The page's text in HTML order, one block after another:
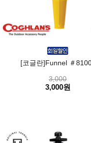
[코글란]Funnel ＃
3,000
3,000원